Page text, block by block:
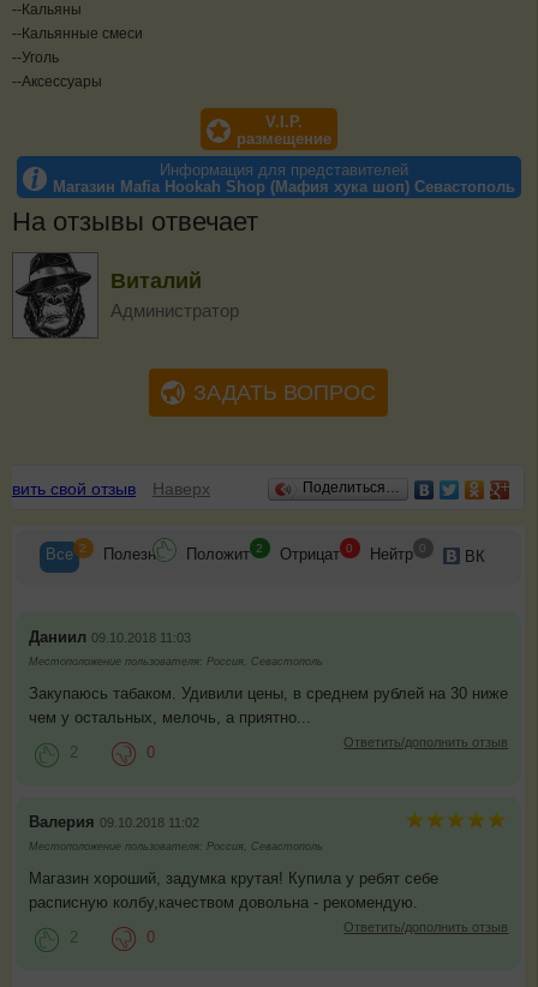
--Кальяны
--Кальянные смеси
--Уголь
--Аксессуары
V.I.P.
размещение
Информация для представителей
Магазин Mafia Hookah Shop (Мафия хука шоп) Севастополь
На отзывы отвечает
Виталий
Администратор
ЗАДАТЬ ВОПРОС
Отзывы
свой отзыв Наверх Поделиться…
Все 2 Полезн Положит 2 Отрицат 0 Нейтр 0 ВК
Даниил 09.10.2018 11:03
Местоположение пользователя: Россия, Севастополь
Закупаюсь табаком. Удивили цены, в среднем рублей на 30 ниже
чем у остальных, мелочь, а приятно...
Ответить/дополнить отзыв
2 0
Валерия 09.10.2018 11:02
Местоположение пользователя: Россия, Севастополь
Магазин хороший, задумка крутая! Купила у ребят себе
расписную колбу,качеством довольна - рекомендую.
Ответить/дополнить отзыв
2 0